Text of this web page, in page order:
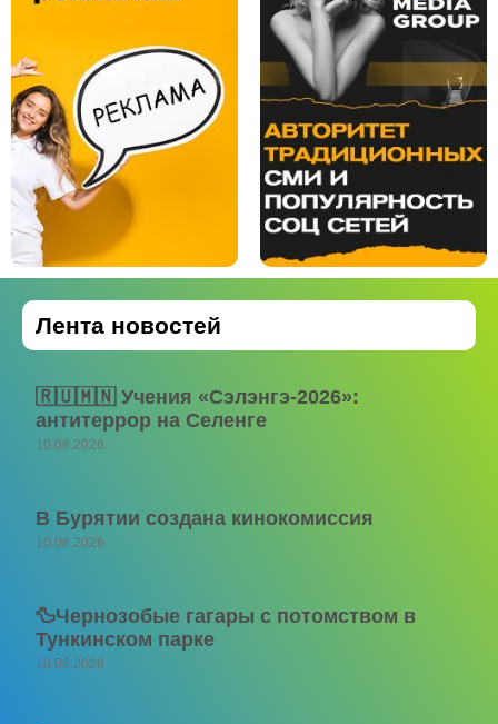
Лента новостей
🇷🇺🇲🇳 Учения «Сэлэнгэ-2026»:
антитеррор на Селенге
10.08.2026
В Бурятии создана кинокомиссия
10.08.2026
🦆Чернозобые гагары с потомством в
Тункинском парке
10.08.2026